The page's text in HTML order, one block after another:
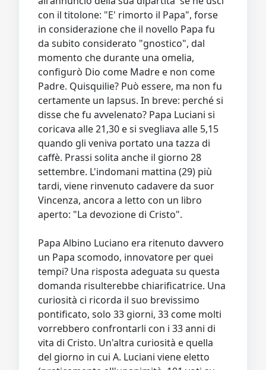
con il titolone: "E' rimorto il Papa", forse
in considerazione che il novello Papa fu
da subito considerato "gnostico", dal
momento che durante una omelia,
configurò Dio come Madre e non come
Padre. Quisquilie? Può essere, ma non fu
certamente un lapsus. In breve: perché si
disse che fu avvelenato? Papa Luciani si
coricava alle 21,30 e si svegliava alle 5,15
quando gli veniva portato una tazza di
caffè. Prassi solita anche il giorno 28
settembre. L'indomani mattina (29) più
tardi, viene rinvenuto cadavere da suor
Vincenza, ancora a letto con un libro
aperto: "La devozione di Cristo".
Papa Albino Luciano era ritenuto davvero
un Papa scomodo, innovatore per quei
tempi? Una risposta adeguata su questa
domanda risulterebbe chiarificatrice. Una
curiosità ci ricorda il suo brevissimo
pontificato, solo 33 giorni, 33 come molti
vorrebbero confrontarli con i 33 anni di
vita di Cristo. Un'altra curiosità e quella
del giorno in cui A. Luciani viene eletto